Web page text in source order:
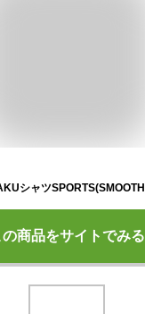
の商品をサイトでみる